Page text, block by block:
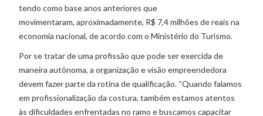
tendo como base anos anteriores que
movimentaram, aproximadamente, R$ 7,4 milhões de reais na
economia nacional, de acordo com o Ministério do Turismo.
Por se tratar de uma profissão que pode ser exercida de
maneira autônoma, a organização e visão empreendedora
devem fazer parte da rotina de qualificação. “Quando falamos
em profissionalização da costura, também estamos atentos
às dificuldades enfrentadas no ramo e buscamos capacitar